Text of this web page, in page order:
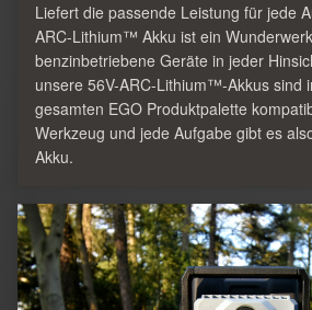
Liefert die passende Leistung für jede
ARC-Lithium™ Akku ist ein
benzinbetriebene Geräte in jeder
unsere 56V-ARC-Lithium™-Akkus sind
gesamten EGO Produktpalette
Werkzeug und jede Aufgabe gibt es
Akku.